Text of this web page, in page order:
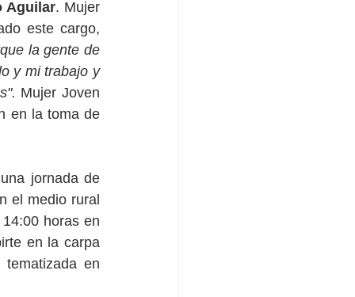
Aguilar. Mujer
este cargo,
la gente de
y mi trabajo y
Mujer Joven
en la toma de
jornada de
el medio rural
horas en
en la carpa
en